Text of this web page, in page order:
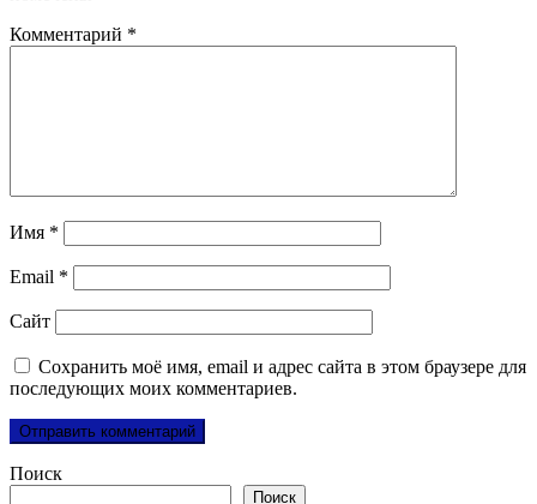
Комментарий *
Имя *
Email *
Сайт
Сохранить моё имя, email и адрес сайта в этом браузере для
последующих моих комментариев.
Поиск
Поиск